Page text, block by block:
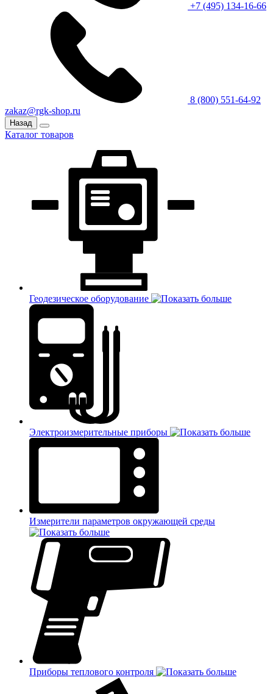
+7 (495) 134-16-66
8 (800) 551-64-92
zakaz@rgk-shop.ru
Назад
Каталог товаров
Геодезическое оборудование
Электроизмерительные приборы
Измерители параметров окружающей среды
Приборы теплового контроля